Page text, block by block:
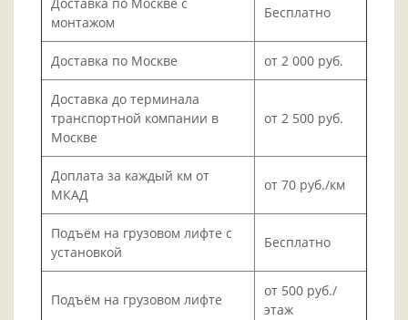
монтажом
Бесплатно
Доставка по Москве от 2 000 руб.
Доставка до терминала
транспортной компании в
Москве
от 2 500 руб.
Доплата за каждый км от
МКАД
от 70 руб./км
Подъём на грузовом лифте с
установкой
Бесплатно
Подъём на грузовом лифте
от 500 руб./
этаж